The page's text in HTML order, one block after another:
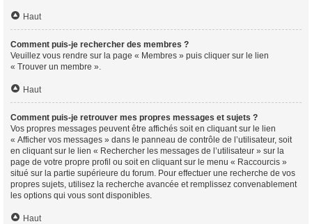
Haut
Comment puis-je rechercher des membres ?
Veuillez vous rendre sur la page « Membres » puis cliquer sur le lien
« Trouver un membre ».
Haut
Comment puis-je retrouver mes propres messages et sujets ?
Vos propres messages peuvent être affichés soit en cliquant sur le lien
« Afficher vos messages » dans le panneau de contrôle de l’utilisateur, soit
en cliquant sur le lien « Rechercher les messages de l’utilisateur » sur la
page de votre propre profil ou soit en cliquant sur le menu « Raccourcis »
situé sur la partie supérieure du forum. Pour effectuer une recherche de vos
propres sujets, utilisez la recherche avancée et remplissez convenablement
les options qui vous sont disponibles.
Haut